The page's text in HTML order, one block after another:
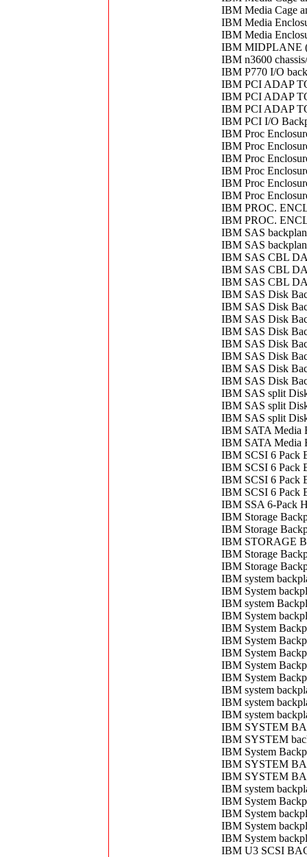
IBM Media Cage
IBM Media
IBM Media
IBM MIDPLANE
IBM n3600
IBM P770 I/O
IBM PCI ADAP
IBM PCI ADAP
IBM PCI ADAP
IBM PCI I/O
IBM Proc
IBM Proc
IBM Proc
IBM Proc
IBM Proc
IBM Proc
IBM PROC.
IBM PROC.
IBM SAS
IBM SAS
IBM SAS CBL
IBM SAS CBL
IBM SAS CBL
IBM SAS Disk
IBM SAS Disk
IBM SAS Disk
IBM SAS Disk
IBM SAS Disk
IBM SAS Disk
IBM SAS Disk
IBM SAS Disk
IBM SAS split
IBM SAS split
IBM SAS split
IBM SATA Media
IBM SATA Media
IBM SCSI 6 Pack
IBM SCSI 6 Pack
IBM SCSI 6 Pack
IBM SCSI 6 Pack
IBM SSA 6-Pack
IBM Storage
IBM Storage
IBM STORAGE
IBM Storage
IBM Storage
IBM system
IBM System
IBM system
IBM System
IBM System
IBM System
IBM System
IBM System
IBM System
IBM system
IBM system
IBM system
IBM SYSTEM
IBM SYSTEM
IBM System
IBM SYSTEM
IBM SYSTEM
IBM system
IBM System
IBM System
IBM System
IBM System
IBM U3 SCSI